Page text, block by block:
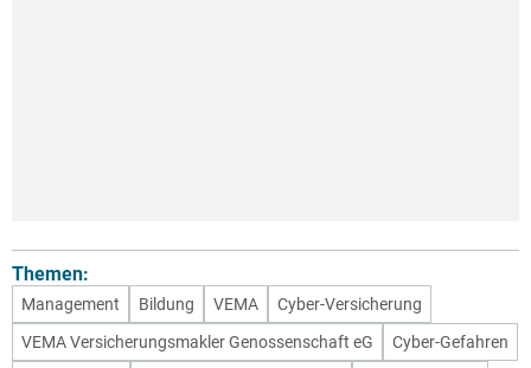
Themen:
Management Bildung VEMA
Cyber-Versicherung
VEMA Versicherungsmakler Genossenschaft eG
Cyber-Gefahren